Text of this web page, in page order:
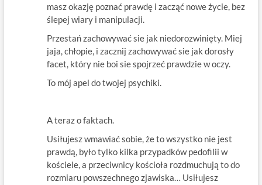
masz okazję poznać prawdę i zacząć nowe życie, bez
ślepej wiary i manipulacji.
Przestań zachowywać sie jak niedorozwinięty. Miej
jaja, chłopie, i zacznij zachowywać sie jak dorosły
facet, który nie boi sie spojrzeć prawdzie w oczy.
To mój apel do twojej psychiki.
A teraz o faktach.
Usiłujesz wmawiać sobie, że to wszystko nie jest
prawdą, było tylko kilka przypadków pedofilii w
kościele, a przeciwnicy kościoła rozdmuchują to do
rozmiaru powszechnego zjawiska… Usiłujesz